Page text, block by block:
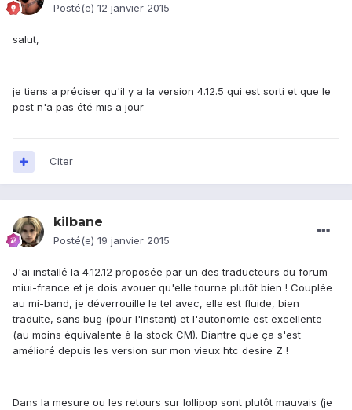
Posté(e) 12 janvier 2015
salut,
je tiens a préciser qu'il y a la version 4.12.5 qui est sorti et que le
post n'a pas été mis a jour
Citer
kilbane
Posté(e) 19 janvier 2015
J'ai installé la 4.12.12 proposée par un des traducteurs du forum
miui-france et je dois avouer qu'elle tourne plutôt bien ! Couplée
au mi-band, je déverrouille le tel avec, elle est fluide, bien
traduite, sans bug (pour l'instant) et l'autonomie est excellente
(au moins équivalente à la stock CM). Diantre que ça s'est
amélioré depuis les version sur mon vieux htc desire Z !
Dans la mesure ou les retours sur lollipop sont plutôt mauvais (je